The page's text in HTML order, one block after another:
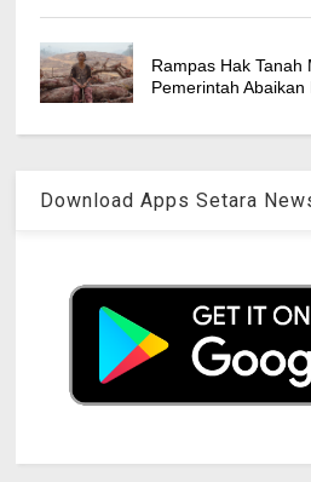
Rampas Hak Tanah
Pemerintah
Download Apps Setara